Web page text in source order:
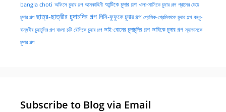
bangla choti অফিসে চুদার গল্প আত্মকাহিনী আন্টিকে চুদার গল্প খালা-মাসিকে চুদার গল্প গ্রামের মেয়ে
চুদার গল্প ছাত্র-ছাত্রীর চুদাচদির গল্প পিসি-ফুফুকে চুদার গল্প প্রেমিক-প্রেমিকাকে চুদার গল্প বন্ধু-
বান্ধবীর চুদাচুদির গল্প বাংলা চটি বৌদিকে চুদার গল্প ভাই-বোনের চুদাচুদির গল্প ভাবিকে চুদার গল্প ম্যাডামকে
চুদার গল্প
Subscribe to Blog via Email